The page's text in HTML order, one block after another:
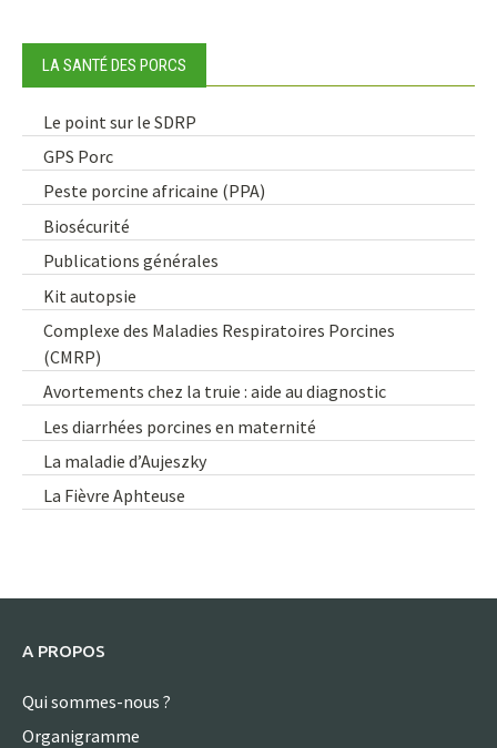
LA SANTÉ DES PORCS
Le point sur le SDRP
GPS Porc
Peste porcine africaine (PPA)
Biosécurité
Publications générales
Kit autopsie
Complexe des Maladies Respiratoires Porcines
(CMRP)
Avortements chez la truie : aide au diagnostic
Les diarrhées porcines en maternité
La maladie d’Aujeszky
La Fièvre Aphteuse
A PROPOS
Qui sommes-nous ?
Organigramme